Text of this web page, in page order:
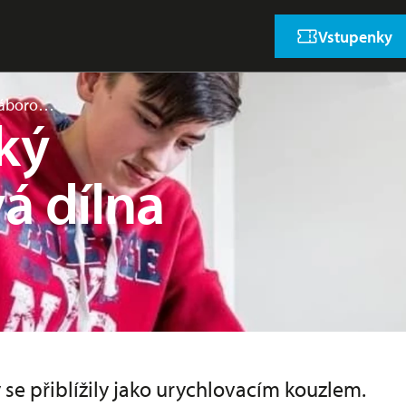
Vstupenky
dílna
se přiblížily jako urychlovacím kouzlem.